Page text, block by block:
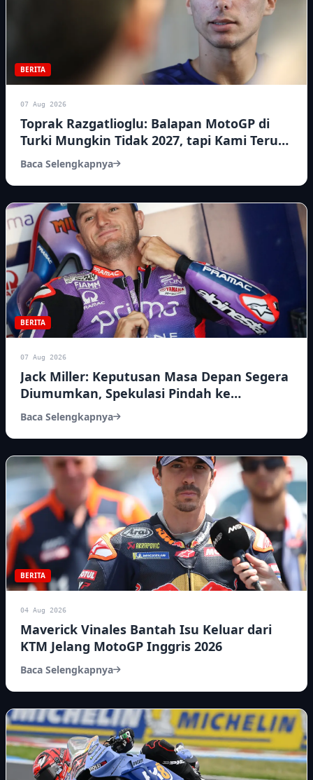
BERITA
07 Aug 2026
Toprak Razgatlioglu: Balapan MotoGP di
Turki Mungkin Tidak 2027, tapi Kami Terus
Berusaha
Baca Selengkapnya
BERITA
07 Aug 2026
Jack Miller: Keputusan Masa Depan Segera
Diumumkan, Spekulasi Pindah ke
WorldSBK Menguat
Baca Selengkapnya
BERITA
04 Aug 2026
Maverick Vinales Bantah Isu Keluar dari
KTM Jelang MotoGP Inggris 2026
Baca Selengkapnya